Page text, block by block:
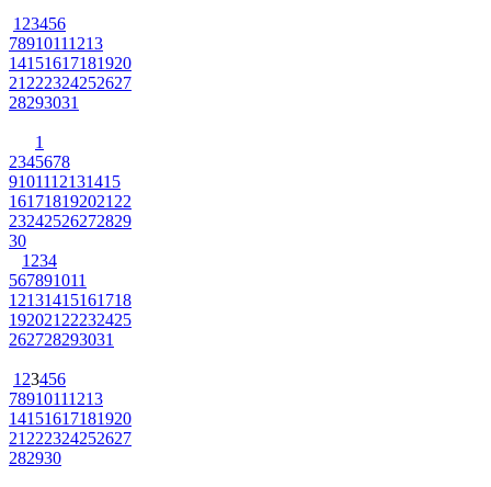
123456
78910111213
14151617181920
21222324252627
28293031
1
2345678
9101112131415
16171819202122
23242526272829
30
1234
567891011
12131415161718
19202122232425
262728293031
123456
78910111213
14151617181920
21222324252627
282930